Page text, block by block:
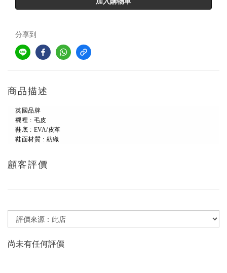
分享到
商品描述
英國品牌
襯裡 : 毛皮
鞋底 : EVA/皮革
鞋面材質 : 紡織
顧客評價
尚未有任何評價